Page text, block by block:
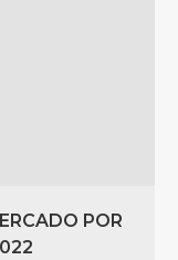
POR